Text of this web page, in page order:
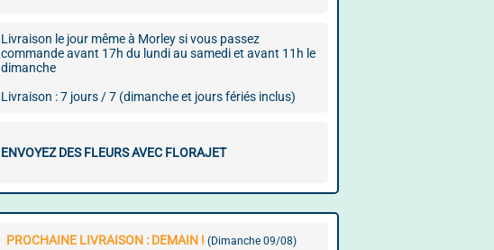
Livraison le jour même à Morley si vous passez
commande avant 17h du lundi au samedi et avant 11h le
dimanche
Livraison : 7 jours / 7 (dimanche et jours fériés inclus)
ENVOYEZ DES FLEURS AVEC FLORAJET
PROCHAINE LIVRAISON : DEMAIN ! (Dimanche 09/08)